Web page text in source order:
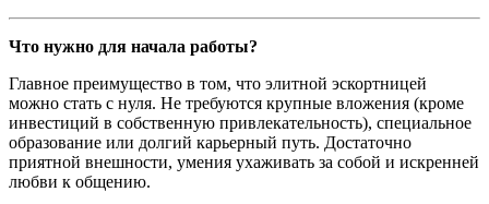
Что нужно для начала работы?
Главное преимущество в том, что элитной эскортницей
можно стать с нуля. Не требуются крупные вложения (кроме
инвестиций в собственную привлекательность), специальное
образование или долгий карьерный путь. Достаточно
приятной внешности, умения ухаживать за собой и искренней
любви к общению.